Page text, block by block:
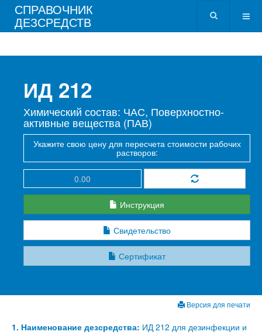
СПРАВОЧНИК
ДЕЗСРЕДСТВ
ИД 212
Химический состав: ЧАС, Поверхностно-
активные вещества (ПАВ)
Укажите свою цену для пересчета стоимости рабочих
растворов:
Инструкция
Свидетельство
Сертификат
Версия для печати
1. Наименование дезсредства: ИД 212 для дезинфекции и